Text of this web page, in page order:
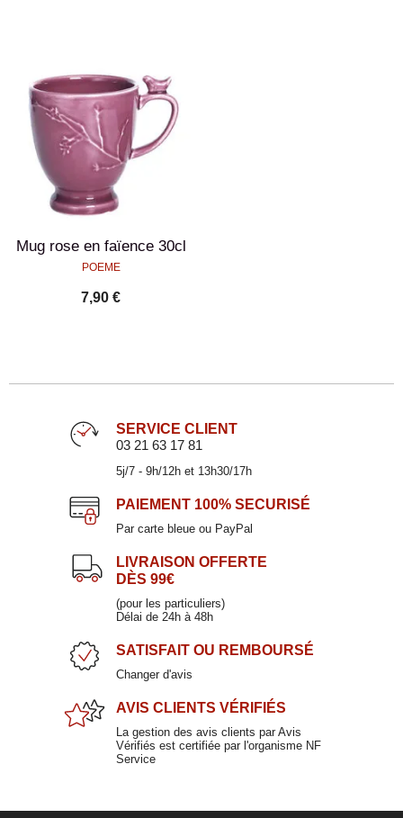
Mug rose en faïence 30cl
POEME
7,90 €
SERVICE CLIENT
03 21 63 17 81
5j/7 - 9h/12h et 13h30/17h
PAIEMENT 100% SECURISÉ
Par carte bleue ou PayPal
LIVRAISON OFFERTE
DÈS 99€
(pour les particuliers)
Délai de 24h à 48h
SATISFAIT OU REMBOURSÉ
Changer d'avis
AVIS CLIENTS VÉRIFIÉS
La gestion des avis clients par Avis
Vérifiés est certifiée par l'organisme NF
Service